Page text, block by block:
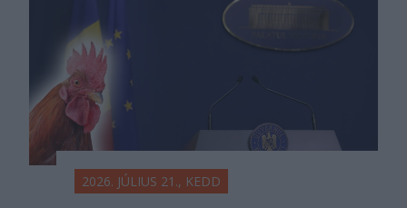
2026. JÚLIUS 21., KEDD